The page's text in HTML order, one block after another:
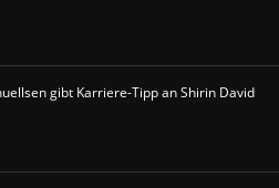
gibt Karriere-Tipp an Shirin David